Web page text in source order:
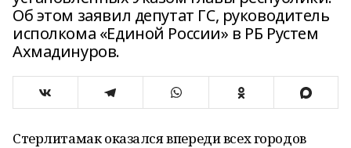
Об этом заявил депутат ГС, руководитель
исполкома «Единой России» в РБ Рустем
Ахмадинуров.
Стерлитамак оказался впереди всех городов